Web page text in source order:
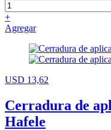
+
Agregar
USD 13,62
Cerradura de
Hafele